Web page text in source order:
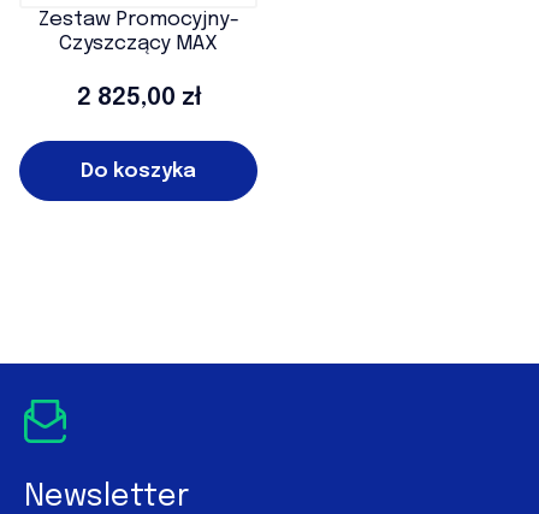
Zestaw Promocyjny-
Czyszczący MAX
Cena
2 825,00 zł
Do koszyka
Newsletter